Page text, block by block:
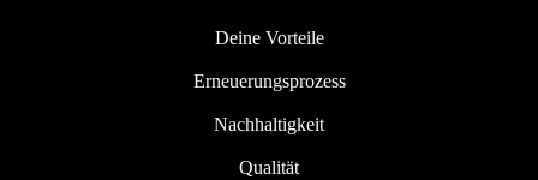
Deine Vorteile
Erneuerungsprozess
Nachhaltigkeit
Qualität